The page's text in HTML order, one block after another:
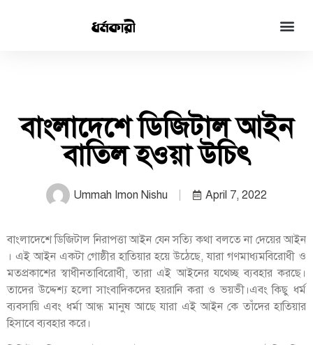
বাংলাদেশে ডিজিটাল আইন
বাতিল হওয়া উচিৎ
Ummah Imon Nishu April 7, 2022
বাংলাদেশে ডিজিটাল নিরাপত্তা আইন যেন সত্যি কথা বলতে না দেয়ের আইন
। এই আইন একটা গোষ্ঠীর হাতিয়ার হয়ে উঠেছে, যারা গণমাধ্যমবিরোধী ও
মতপ্রকাশের স্বাধীনতাবিরোধী, তারা এই আইনের যথেচ্ছ ব্যবহার করছে।
তাদের উদ্দেশ্য হলো সাংবাদিকদের হয়রানি করা ও ভয়ভী।এবং কিছু ধর্ম
ব্যবসায়ি এবং ধর্মা আন্ধ মানুষ আছে যারা এই আইন কে তাঁদের হাতিয়ার
হিসাবে ব্যবহার করে।